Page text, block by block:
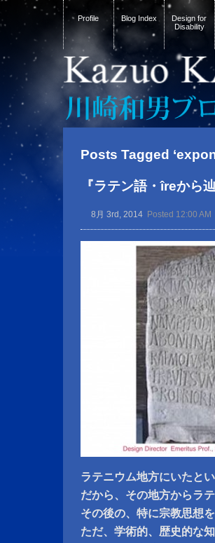
Profile Blog Index
Design for
Disability
Posts Tagged
『ラテン語・îreから
8月 3rd, 2014 Posted 12:00 AM
ラテニウム地方にいたと
だから、その地方からラ
その後の、特に宗教思想
ただ、学術的、歴史的な